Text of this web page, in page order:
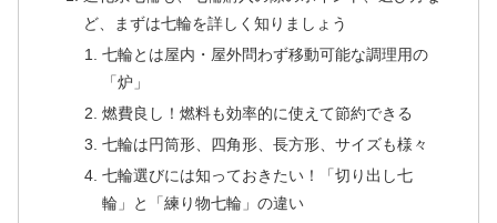
ど、まずは七輪を詳しく知りましょう
七輪とは屋内・屋外問わず移動可能な調理用の
「炉」
燃費良し！燃料も効率的に使えて節約できる
七輪は円筒形、四角形、長方形、サイズも様々
七輪選びには知っておきたい！「切り出し七
輪」と「練り物七輪」の違い